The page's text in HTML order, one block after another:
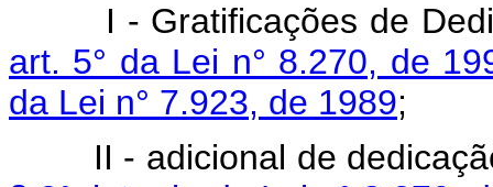
I - Gratificações de
art. 5° da Lei n° 8.270, de
da Lei n° 7.923, de 1989;
II - adicional de